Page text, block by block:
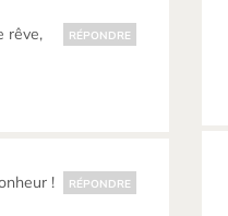
rêve,
RÉPONDRE
!
RÉPONDRE